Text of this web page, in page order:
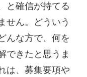
と確信が持てる
せん。どういう
んな方で、何を
できたと思うま
は、募集要項や